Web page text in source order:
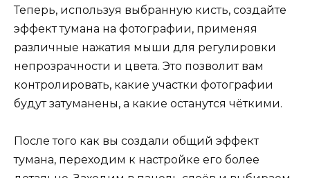
Теперь, используя выбранную кисть, создайте
эффект тумана на фотографии, применяя
различные нажатия мыши для регулировки
непрозрачности и цвета. Это позволит вам
контролировать, какие участки фотографии
будут затуманены, а какие останутся чёткими.
После того как вы создали общий эффект
тумана, переходим к настройке его более